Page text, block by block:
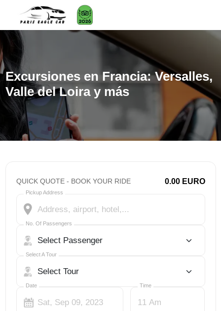
Excursiones en Francia: Versalles,
Valle del Loira y más
QUICK QUOTE - BOOK YOUR RIDE 0.00 EURO
Pickup Address
No. Of Passengers
Select A Tour
Date Time